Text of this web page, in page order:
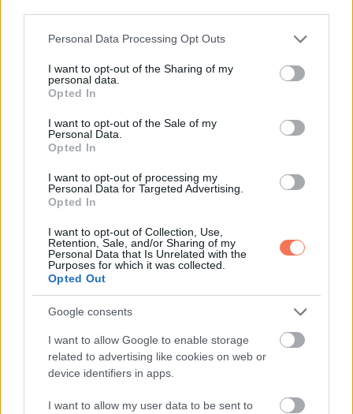
Please note that this website/app uses one or more Google
not limited to your visit or usage behaviour. You may click to
grant or deny consent to Google and its third-party tags to
use your data for below specified purposes in below Google
consent section.
Personal Data Processing Opt Outs
I want to opt-out of the Sharing of my
personal data.
Opted In
I want to opt-out of the Sale of my
Personal Data.
Opted In
I want to opt-out of processing my
Personal Data for Targeted Advertising.
Opted In
I want to opt-out of Collection, Use,
Retention, Sale, and/or Sharing of my
Personal Data that Is Unrelated with the
Purposes for which it was collected.
Opted Out
Google consents
I want to allow Google to enable storage
related to advertising like cookies on web or
device identifiers in apps.
I want to allow my user data to be sent to
nyitott maradsz az új lehetőségekre.
Hét év szerencse vár, ha kedvelés és a „sok szerencsét”
beírása után gördítesz lejjebb!
Nyilas (
):
ha mersz kilépni a komfortzónádból. Munkahelyeden ma
nagy lendülettel dolgozhatsz, és másokat is motiválhatsz.
Egy közeli barát vagy családtag váratlanul a segítségedet
kérheti, ne habozz támogatni. Pénzügyekben légy óvatos,
különösen, ha nagyobb kiadásokról van szó. A
párkapcsolatodban ma fontos a nyitottság és az őszinteség,
hallgasd meg partnered érzéseit. Egészséged érdekében
próbálj időt szakítani a testmozgásra vagy egy rövid sétára.
Egy régóta halogatott feladatot ma könnyedén
elvégezhetsz. Inspiráló ötletek juthatnak eszedbe,
amelyeket érdemes papírra vetni. Az esti órákban egy baráti